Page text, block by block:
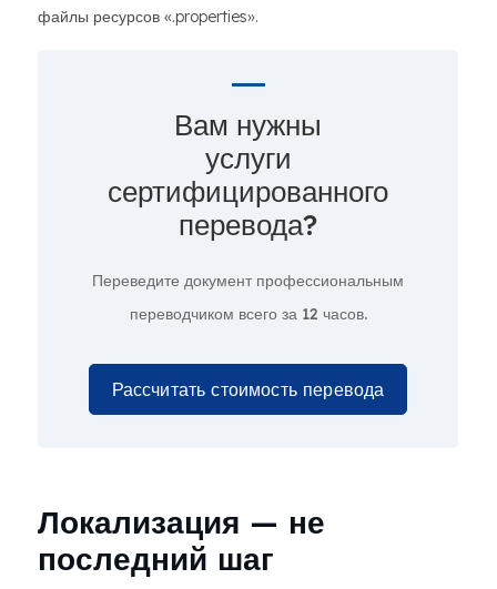
файлы ресурсов «.properties».
Вам нужны
услуги
сертифицированного
перевода?
Переведите документ профессиональным
переводчиком всего за 12 часов.
Рассчитать стоимость перевода
Локализация — не
последний шаг